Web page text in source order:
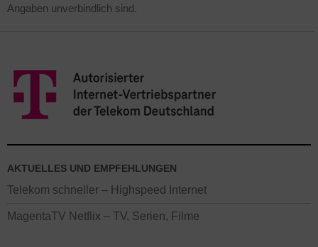
Angaben unverbindlich sind.
AKTUELLES UND EMPFEHLUNGEN
Telekom schneller – Highspeed Internet
MagentaTV Netflix – TV, Serien, Filme